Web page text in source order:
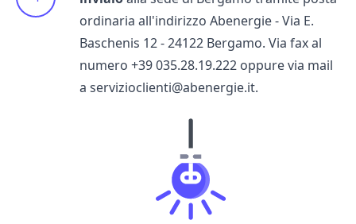
ordinaria all'indirizzo Abenergie - Via E.
Baschenis 12 - 24122 Bergamo. Via fax al
numero +39 035.28.19.222 oppure via mail
a servizioclienti@abenergie.it.